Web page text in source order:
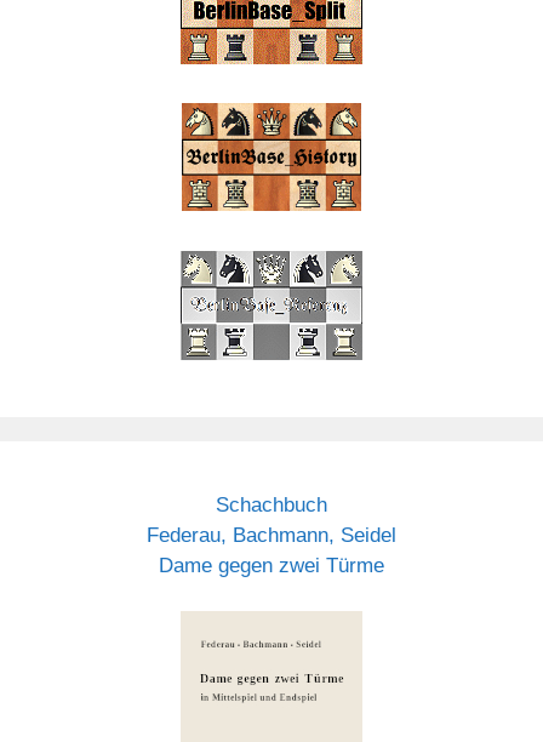
Schachbuch
Federau, Bachmann, Seidel
Dame gegen zwei Türme